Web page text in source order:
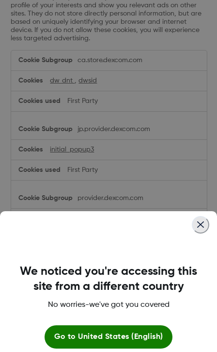
profile of your interests and show you relevant ads on other
sites. They do not store directly personal information, but are
based on uniquely identifying your browser and internet
device. If you do not allow these cookies, you will experience
less targeted advertising.
Cookies
ca.store.dexcom.com
dw_dnt ,dwsid
First Party
jp.provider.dexcom.com
initial_popup3
First Party
provider.dexcom.com
hcp.dexcom.com
dmd-sid4 ,dmd-tag
First Party
uk.store.dexcom.com
We noticed you're accessing this
site from a different country
No worries-we've got you covered
Go to United States (English)